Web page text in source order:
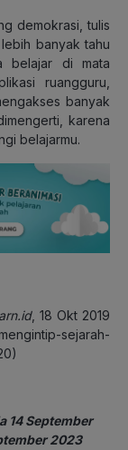
demokrasi, tulis
banyak tahu
belajar di mata
ruangguru,
banyak
karena
belajarmu.
, 18 Okt 2019
sejarah-
14 September
2023